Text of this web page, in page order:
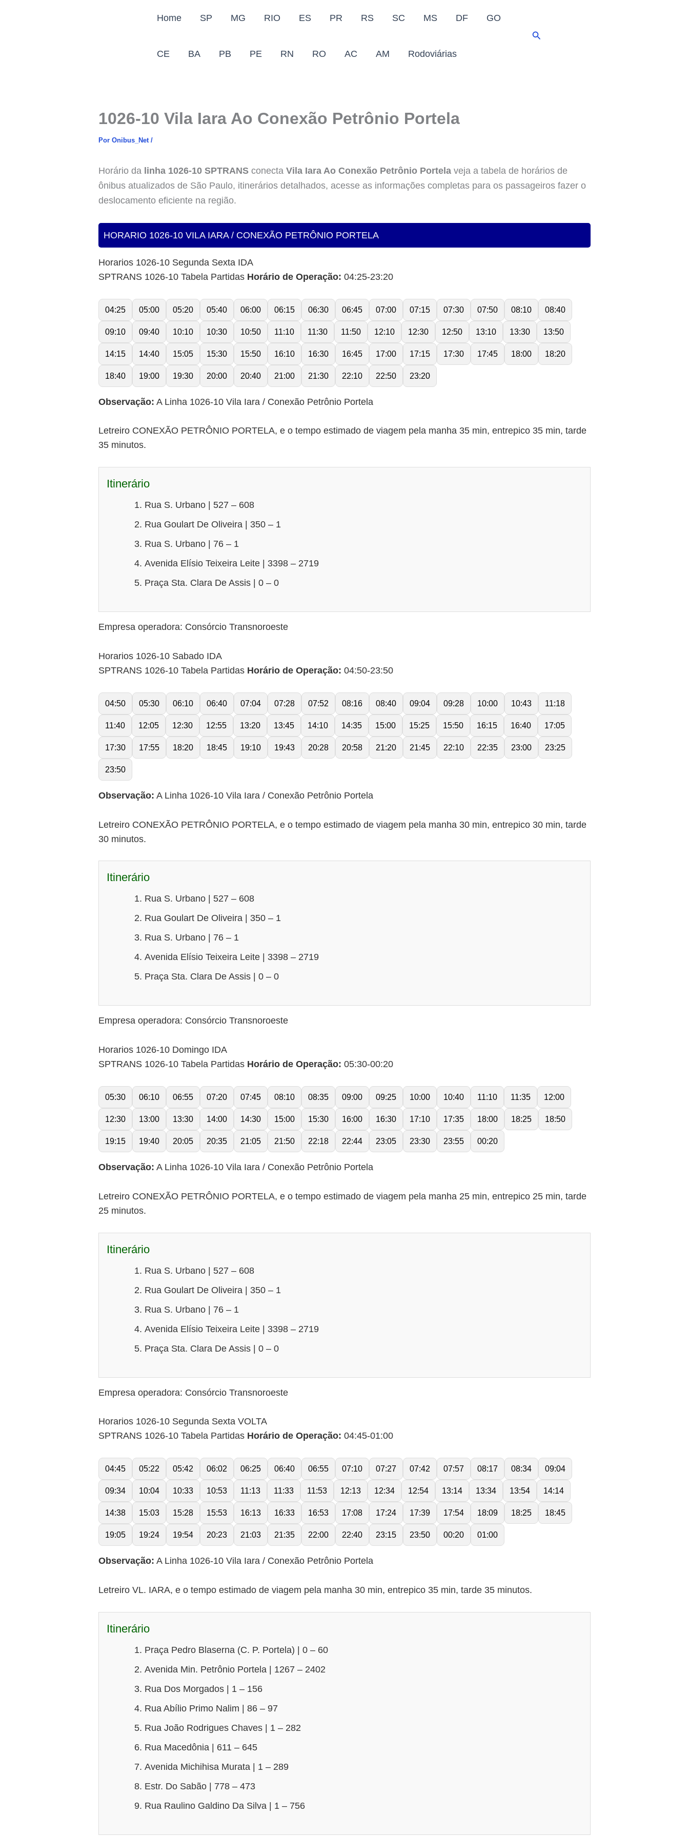
Home SP MG RIO ES PR RS SC MS DF GO
CE BA PB PE RN RO AC AM Rodoviárias
Pesquisar
1026-10 Vila Iara Ao Conexão Petrônio Portela
Por Onibus_Net /
Horário da linha 1026-10 SPTRANS conecta Vila Iara Ao Conexão Petrônio Portela veja a tabela de horários de
ônibus atualizados de São Paulo, itinerários detalhados, acesse as informações completas para os passageiros fazer o
deslocamento eficiente na região.
HORARIO 1026-10 VILA IARA / CONEXÃO PETRÔNIO PORTELA
Horarios 1026-10 Segunda Sexta IDA
SPTRANS 1026-10 Tabela Partidas Horário de Operação: 04:25-23:20
04:25 05:00 05:20 05:40 06:00 06:15 06:30 06:45 07:00 07:15 07:30 07:50 08:10 08:40
09:10 09:40 10:10 10:30 10:50 11:10 11:30 11:50 12:10 12:30 12:50 13:10 13:30 13:50
14:15 14:40 15:05 15:30 15:50 16:10 16:30 16:45 17:00 17:15 17:30 17:45 18:00 18:20
18:40 19:00 19:30 20:00 20:40 21:00 21:30 22:10 22:50 23:20
Observação: A Linha 1026-10 Vila Iara / Conexão Petrônio Portela
Letreiro CONEXÃO PETRÔNIO PORTELA, e o tempo estimado de viagem pela manha 35 min, entrepico 35 min, tarde
35 minutos.
Itinerário
Rua S. Urbano | 527 – 608
Rua Goulart De Oliveira | 350 – 1
Rua S. Urbano | 76 – 1
Avenida Elísio Teixeira Leite | 3398 – 2719
Praça Sta. Clara De Assis | 0 – 0
Empresa operadora: Consórcio Transnoroeste
Horarios 1026-10 Sabado IDA
SPTRANS 1026-10 Tabela Partidas Horário de Operação: 04:50-23:50
04:50 05:30 06:10 06:40 07:04 07:28 07:52 08:16 08:40 09:04 09:28 10:00 10:43 11:18
11:40 12:05 12:30 12:55 13:20 13:45 14:10 14:35 15:00 15:25 15:50 16:15 16:40 17:05
17:30 17:55 18:20 18:45 19:10 19:43 20:28 20:58 21:20 21:45 22:10 22:35 23:00 23:25
23:50
Observação: A Linha 1026-10 Vila Iara / Conexão Petrônio Portela
Letreiro CONEXÃO PETRÔNIO PORTELA, e o tempo estimado de viagem pela manha 30 min, entrepico 30 min, tarde
30 minutos.
Itinerário
Rua S. Urbano | 527 – 608
Rua Goulart De Oliveira | 350 – 1
Rua S. Urbano | 76 – 1
Avenida Elísio Teixeira Leite | 3398 – 2719
Praça Sta. Clara De Assis | 0 – 0
Empresa operadora: Consórcio Transnoroeste
Horarios 1026-10 Domingo IDA
SPTRANS 1026-10 Tabela Partidas Horário de Operação: 05:30-00:20
05:30 06:10 06:55 07:20 07:45 08:10 08:35 09:00 09:25 10:00 10:40 11:10 11:35 12:00
12:30 13:00 13:30 14:00 14:30 15:00 15:30 16:00 16:30 17:10 17:35 18:00 18:25 18:50
19:15 19:40 20:05 20:35 21:05 21:50 22:18 22:44 23:05 23:30 23:55 00:20
Observação: A Linha 1026-10 Vila Iara / Conexão Petrônio Portela
Letreiro CONEXÃO PETRÔNIO PORTELA, e o tempo estimado de viagem pela manha 25 min, entrepico 25 min, tarde
25 minutos.
Itinerário
Rua S. Urbano | 527 – 608
Rua Goulart De Oliveira | 350 – 1
Rua S. Urbano | 76 – 1
Avenida Elísio Teixeira Leite | 3398 – 2719
Praça Sta. Clara De Assis | 0 – 0
Empresa operadora: Consórcio Transnoroeste
Horarios 1026-10 Segunda Sexta VOLTA
SPTRANS 1026-10 Tabela Partidas Horário de Operação: 04:45-01:00
04:45 05:22 05:42 06:02 06:25 06:40 06:55 07:10 07:27 07:42 07:57 08:17 08:34 09:04
09:34 10:04 10:33 10:53 11:13 11:33 11:53 12:13 12:34 12:54 13:14 13:34 13:54 14:14
14:38 15:03 15:28 15:53 16:13 16:33 16:53 17:08 17:24 17:39 17:54 18:09 18:25 18:45
19:05 19:24 19:54 20:23 21:03 21:35 22:00 22:40 23:15 23:50 00:20 01:00
Observação: A Linha 1026-10 Vila Iara / Conexão Petrônio Portela
Letreiro VL. IARA, e o tempo estimado de viagem pela manha 30 min, entrepico 35 min, tarde 35 minutos.
Itinerário
Praça Pedro Blaserna (C. P. Portela) | 0 – 60
Avenida Min. Petrônio Portela | 1267 – 2402
Rua Dos Morgados | 1 – 156
Rua Abílio Primo Nalim | 86 – 97
Rua João Rodrigues Chaves | 1 – 282
Rua Macedônia | 611 – 645
Avenida Michihisa Murata | 1 – 289
Estr. Do Sabão | 778 – 473
Rua Raulino Galdino Da Silva | 1 – 756